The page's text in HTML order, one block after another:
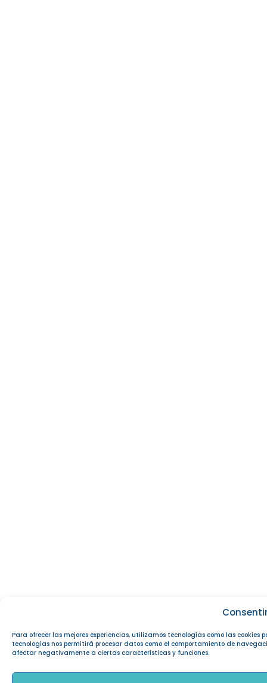
Para ofrecer las mejores experiencias, utilizamos tecnologías como las
tecnologías nos permitirá procesar datos como el comportamiento de
afectar negativamente a ciertas características y funciones.